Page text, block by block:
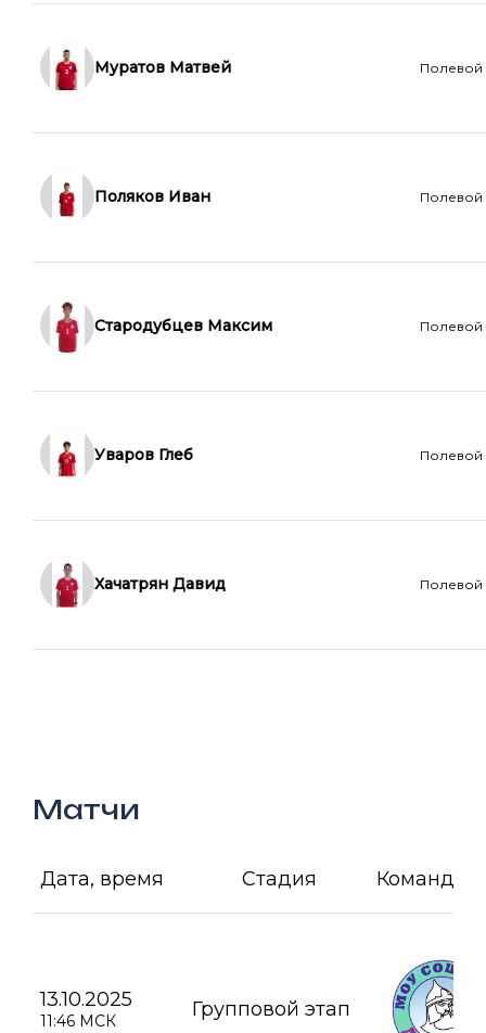
Муратов Матвей Полевой
Поляков Иван Полевой
Стародубцев Максим Полевой
Уваров Глеб Полевой
Хачатрян Давид Полевой
Матчи
Дата, время Стадия Команда А
13.10.2025
11:46 МСК Групповой этап